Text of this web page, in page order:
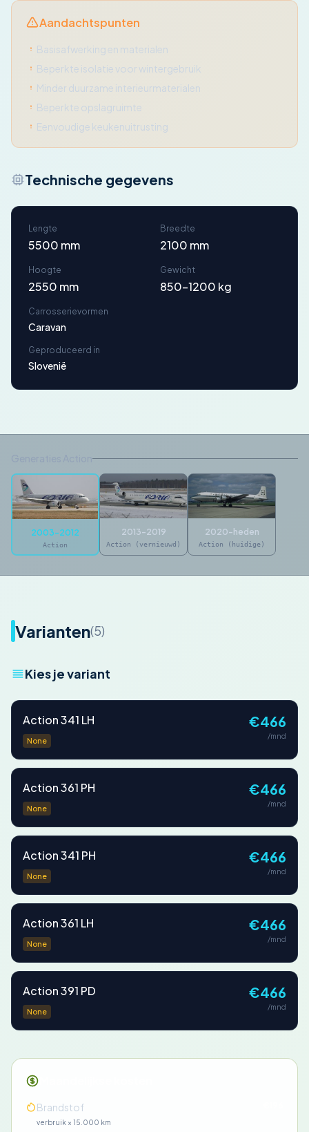
Aandachtspunten
Basisafwerking en materialen
Beperkte isolatie voor wintergebruik
Minder duurzame interieurmaterialen
Beperkte opslagruimte
Eenvoudige keukenuitrusting
Technische gegevens
Lengte
5500 mm
Breedte
2100 mm
Hoogte
2550 mm
Gewicht
850-1200 kg
Carrosserievormen
Caravan
Geproduceerd in
Slovenië
2003-2012
Action
2013-2019
Action (vernieuwd)
2020-heden
Action (huidige)
Varianten(5)
Kies je variant
Action 341 LH
None
€466
/mnd
Action 361 PH
None
€466
/mnd
Action 341 PH
None
€466
/mnd
Action 361 LH
None
€466
/mnd
Action 391 PD
None
€466
/mnd
Brandstof
verbruik × 15.000 km